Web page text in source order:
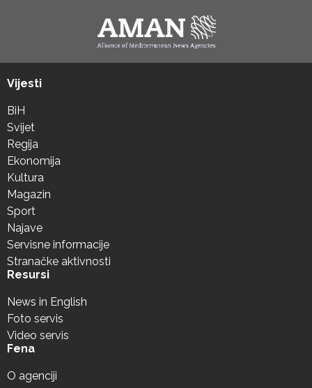
Vijesti
BiH
Svijet
Regija
Ekonomija
Kultura
Magazin
Sport
Najave
Servisne informacije
Stranačke aktivnosti
Resursi
News in English
Foto servis
Video servis
Fena
O agenciji